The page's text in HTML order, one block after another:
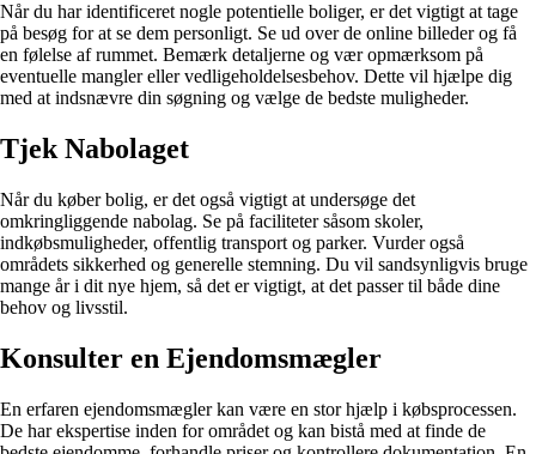
Når du har identificeret nogle potentielle boliger, er det vigtigt at tage
på besøg for at se dem personligt. Se ud over de online billeder og få
en følelse af rummet. Bemærk detaljerne og vær opmærksom på
eventuelle mangler eller vedligeholdelsesbehov. Dette vil hjælpe dig
med at indsnævre din søgning og vælge de bedste muligheder.
Tjek Nabolaget
Når du køber bolig, er det også vigtigt at undersøge det
omkringliggende nabolag. Se på faciliteter såsom skoler,
indkøbsmuligheder, offentlig transport og parker. Vurder også
områdets sikkerhed og generelle stemning. Du vil sandsynligvis bruge
mange år i dit nye hjem, så det er vigtigt, at det passer til både dine
behov og livsstil.
Konsulter en Ejendomsmægler
En erfaren ejendomsmægler kan være en stor hjælp i købsprocessen.
De har ekspertise inden for området og kan bistå med at finde de